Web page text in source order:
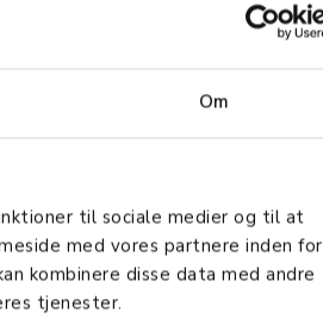
Om
til sociale medier og til at
med vores partnere inden for
kombinere disse data med andre
tjenester.
å betale i butikker, på
som gjør
salgsprosesser og
som hjelper bedrifter
Dette inkluderer avanserte